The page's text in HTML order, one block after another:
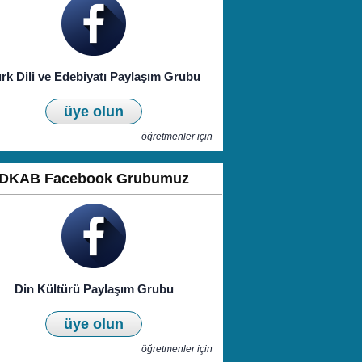
Dili ve Edebiyatı Paylaşım Grubu
üye olun
öğretmenler için
Facebook Grubumuz
Din Kültürü Paylaşım Grubu
üye olun
öğretmenler için